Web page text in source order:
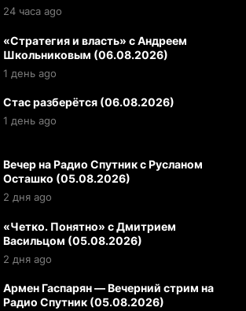
24 часа ago
«Стратегия и власть» с Андреем
Школьниковым (06.08.2026)
1 день ago
Стас разберётся (06.08.2026)
1 день ago
Вечер на Радио Спутник с Русланом
Осташко (05.08.2026)
2 дня ago
«Четко. Понятно» с Дмитрием
Васильцом (05.08.2026)
2 дня ago
Армен Гаспарян — Вечерний стрим на
Радио Спутник (05.08.2026)